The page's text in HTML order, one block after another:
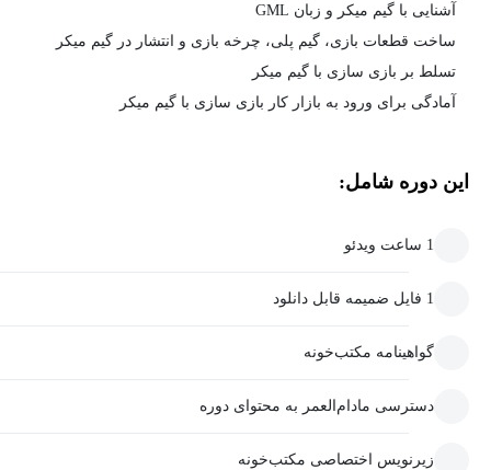
آشنایی با گیم میکر و زبان GML
ساخت قطعات بازی، گیم پلی، چرخه بازی و انتشار در گیم میکر
تسلط بر بازی سازی با گیم میکر
آمادگی برای ورود به بازار کار بازی سازی با گیم میکر
این دوره شامل:
1 ساعت ویدئو
1 فایل ضمیمه قابل دانلود
گواهینامه مکتب‌خونه
دسترسی مادام‌العمر به محتوای دوره
زیرنویس اختصاصی مکتب‌خونه